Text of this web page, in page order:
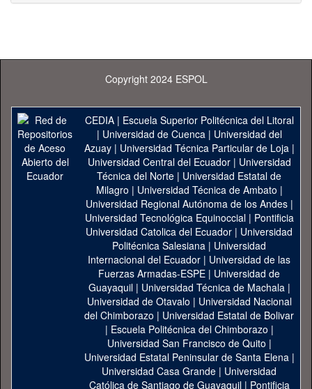
Copyright 2024 ESPOL
CEDIA| Escuela Superior Politécnica del Litoral
| Universidad de Cuenca| Universidad del
Azuay| Universidad Técnica Particular de Loja|
Universidad Central del Ecuador| Universidad
Técnica del Norte | Universidad Estatal de
Milagro | Universidad Técnica de Ambato |
Universidad Regional Autónoma de los Andes|
Universidad Tecnológica Equinoccial| Pontificia
Universidad Catolica del Ecuador | Universidad
Politécnica Salesiana | Universidad
Internacional del Ecuador | Universidad de las
Fuerzas Armadas-ESPE | Universidad de
Guayaquil| Universidad Técnica de Machala|
Universidad de Otavalo | Universidad Nacional
del Chimborazo | Universidad Estatal de Bolivar
| Escuela Politécnica del Chimborazo |
Universidad San Francisco de Quito |
Universidad Estatal Peninsular de Santa Elena|
Universidad Casa Grande | Universidad
Católica de Santiago de Guayaquil| Pontificia